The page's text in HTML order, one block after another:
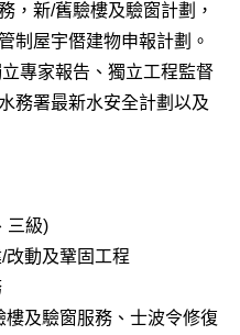
，新/舊驗樓及驗窗計劃，
制屋宇僭建物申報計劃。
專家報告、獨立工程監督
務署最新水安全計劃以及
三級)
改動及鞏固工程
及驗窗服務、士波令修復